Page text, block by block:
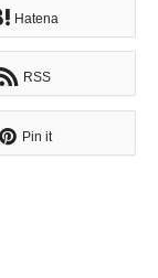
Hatena
RSS
Pin it